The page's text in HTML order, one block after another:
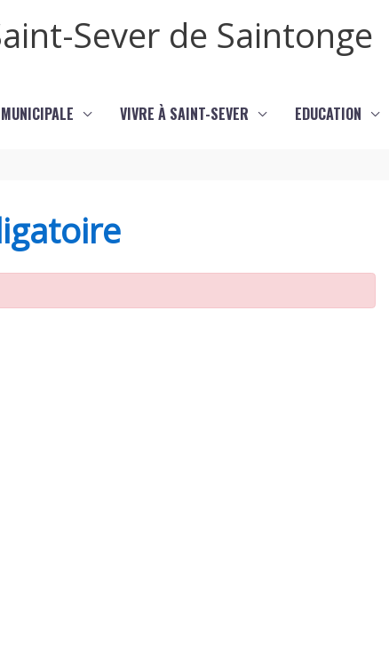
Sever de Saintonge
VIVRE À SAINT-SEVER EDUCATION